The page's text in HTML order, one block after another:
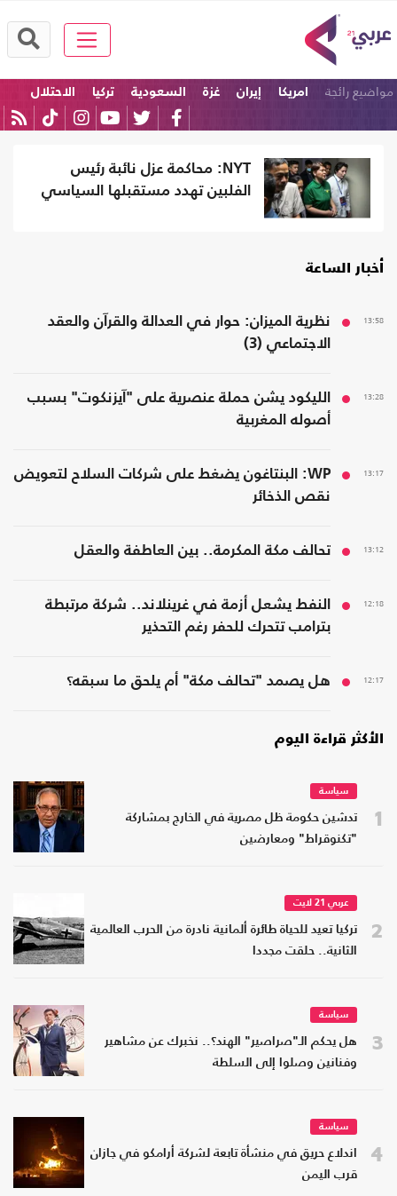
مواضيع رائجة امريكا إيران غزة السعودية تركيا الاحتلال
NYT: محاكمة عزل نائبة رئيس
الفلبين تهدد مستقبلها السياسي
أخبار الساعة
13:58
نظرية الميزان: حوار في العدالة والقرآن والعقد
الاجتماعي (3)
13:28
الليكود يشن حملة عنصرية على "آيزنكوت" بسبب
أصوله المغربية
13:17
WP: البنتاغون يضغط على شركات السلاح لتعويض
نقص الذخائر
13:12 تحالف مكة المكرمة.. بين العاطفة والعقل
12:18
النفط يشعل أزمة في غرينلاند.. شركة مرتبطة
بترامب تتحرك للحفر رغم التحذير
12:17 هل يصمد "تحالف مكة" أم يلحق ما سبقه؟
الأكثر قراءة اليوم
1
سياسة
تدشين حكومة ظل مصرية في الخارج بمشاركة
"تكنوقراط" ومعارضين
2
عربي 21 لايت
تركيا تعيد للحياة طائرة ألمانية نادرة من الحرب العالمية
الثانية.. حلقت مجددا
3
سياسة
هل يحكم الـ"صراصير" الهند؟.. نخبرك عن مشاهير
وفنانين وصلوا إلى السلطة
4
سياسة
اندلاع حريق في منشأة تابعة لشركة أرامكو في جازان
قرب اليمن